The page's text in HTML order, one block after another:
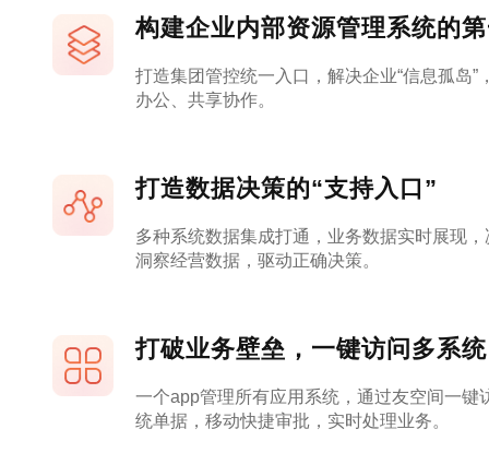
构建企业内部资源管理系统的
打造集团管控统一入口，解决企业“信息孤岛”
办公、共享协作。
打造数据决策的“支持入口”
多种系统数据集成打通，业务数据实时展现
洞察经营数据，驱动正确决策。
打破业务壁垒，一键访问多系统
一个app管理所有应用系统，通过友空间一键
统单据，移动快捷审批，实时处理业务。